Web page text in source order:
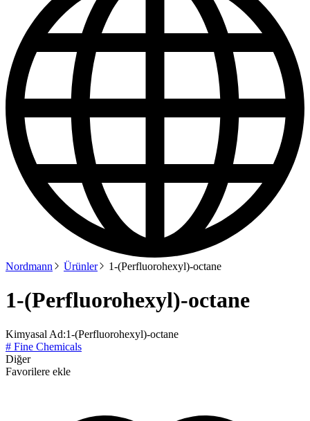
Nordmann Ürünler 1-(Perfluorohexyl)-octane
1-(Perfluorohexyl)-octane
Kimyasal Ad:1-(Perfluorohexyl)-octane
# Fine Chemicals
Diğer
Favorilere ekle